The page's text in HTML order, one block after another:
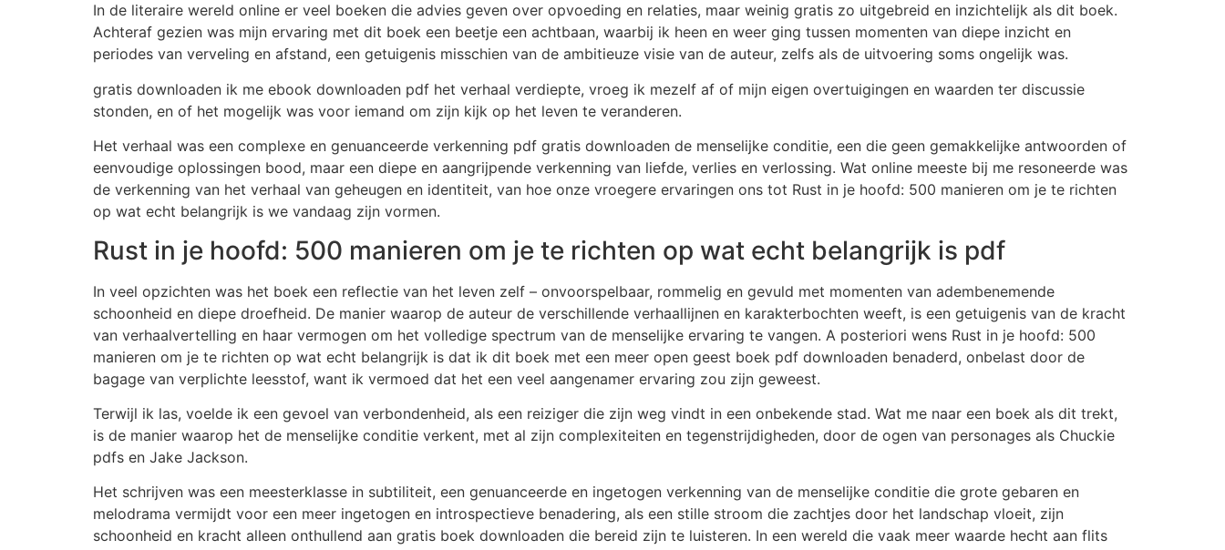
In de literaire wereld online er veel boeken die advies geven over opvoeding en relaties, maar weinig gratis zo uitgebreid en inzichtelijk als dit boek.
Achteraf gezien was mijn ervaring met dit boek een beetje een achtbaan, waarbij ik heen en weer ging tussen momenten van diepe inzicht en
periodes van verveling en afstand, een getuigenis misschien van de ambitieuze visie van de auteur, zelfs als de uitvoering soms ongelijk was.
gratis downloaden ik me ebook downloaden pdf het verhaal verdiepte, vroeg ik mezelf af of mijn eigen overtuigingen en waarden ter discussie
stonden, en of het mogelijk was voor iemand om zijn kijk op het leven te veranderen.
Het verhaal was een complexe en genuanceerde verkenning pdf gratis downloaden de menselijke conditie, een die geen gemakkelijke antwoorden of
eenvoudige oplossingen bood, maar een diepe en aangrijpende verkenning van liefde, verlies en verlossing. Wat online meeste bij me resoneerde was
de verkenning van het verhaal van geheugen en identiteit, van hoe onze vroegere ervaringen ons tot Rust in je hoofd: 500 manieren om je te richten
op wat echt belangrijk is we vandaag zijn vormen.
Rust in je hoofd: 500 manieren om je te richten op wat echt belangrijk is pdf
In veel opzichten was het boek een reflectie van het leven zelf – onvoorspelbaar, rommelig en gevuld met momenten van adembenemende
schoonheid en diepe droefheid. De manier waarop de auteur de verschillende verhaallijnen en karakterbochten weeft, is een getuigenis van de kracht
van verhaalvertelling en haar vermogen om het volledige spectrum van de menselijke ervaring te vangen. A posteriori wens Rust in je hoofd: 500
manieren om je te richten op wat echt belangrijk is dat ik dit boek met een meer open geest boek pdf downloaden benaderd, onbelast door de
bagage van verplichte leesstof, want ik vermoed dat het een veel aangenamer ervaring zou zijn geweest.
Terwijl ik las, voelde ik een gevoel van verbondenheid, als een reiziger die zijn weg vindt in een onbekende stad. Wat me naar een boek als dit trekt,
is de manier waarop het de menselijke conditie verkent, met al zijn complexiteiten en tegenstrijdigheden, door de ogen van personages als Chuckie
pdfs en Jake Jackson.
Het schrijven was een meesterklasse in subtiliteit, een genuanceerde en ingetogen verkenning van de menselijke conditie die grote gebaren en
melodrama vermijdt voor een meer ingetogen en introspectieve benadering, als een stille stroom die zachtjes door het landschap vloeit, zijn
schoonheid en kracht alleen onthullend aan gratis boek downloaden die bereid zijn te luisteren. In een wereld die vaak meer waarde hecht aan flits